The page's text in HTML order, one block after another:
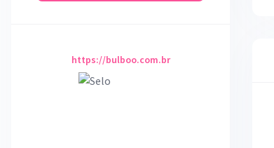
https://bulboo.com.br